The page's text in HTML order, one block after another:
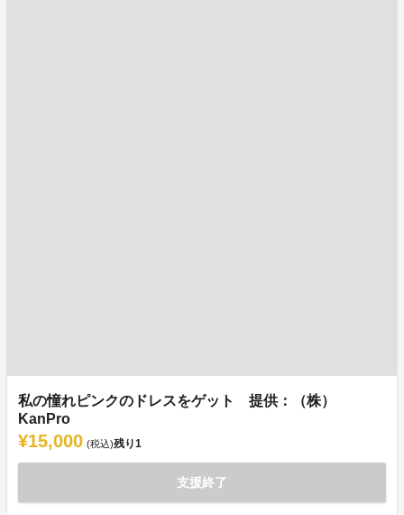
私の憧れピンクのドレスをゲット 提供：（株）
KanPro
¥15,000 (税込)残り1
支援終了